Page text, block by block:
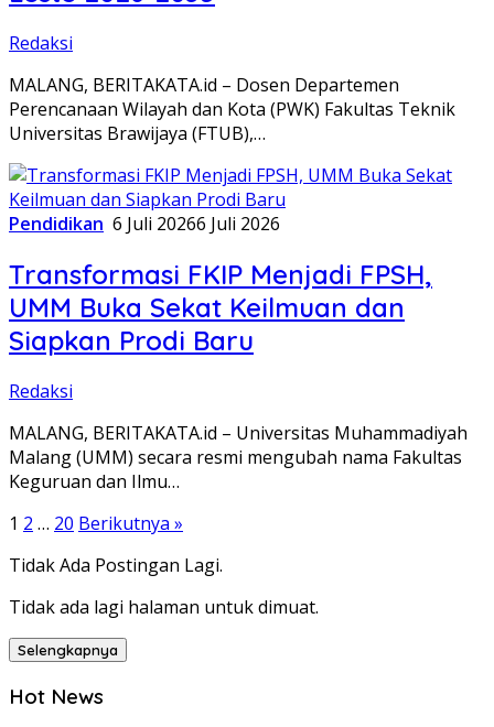
Redaksi
MALANG, BERITAKATA.id – Dosen Departemen
Perencanaan Wilayah dan Kota (PWK) Fakultas Teknik
Universitas Brawijaya (FTUB),…
Pendidikan 6 Juli 20266 Juli 2026
Transformasi FKIP Menjadi FPSH,
UMM Buka Sekat Keilmuan dan
Siapkan Prodi Baru
Redaksi
MALANG, BERITAKATA.id – Universitas Muhammadiyah
Malang (UMM) secara resmi mengubah nama Fakultas
Keguruan dan Ilmu…
Paginasi
pos
1 2 … 20 Berikutnya »
Tidak Ada Postingan Lagi.
Tidak ada lagi halaman untuk dimuat.
Selengkapnya
Hot News